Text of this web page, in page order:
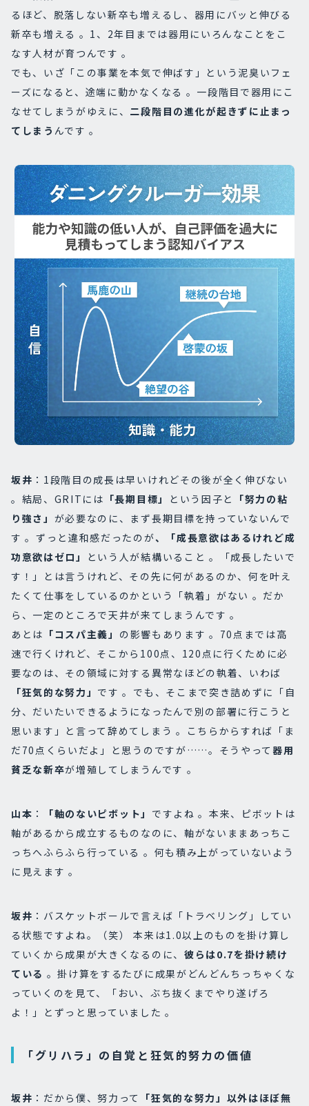
るほど、脱落しない新卒も増えるし、器用にバッと伸びる
新卒も増える 。1、2年目までは器用にいろんなことをこ
なす人材が育つんです 。
でも、いざ「この事業を本気で伸ばす」という泥臭いフェ
ーズになると、途端に動かなくなる 。一段階目で器用にこ
なせてしまうがゆえに、 二段階目の進化が起きずに止まっ
てしまう んです 。
坂井 ：1段階目の成長は早いけれどその後が全く伸びない
。結局、GRITには 「長期目標」 という因子と
「努力の粘
り強さ」 が必要なのに、まず長期目標を持っていないんで
す 。ずっと違和感だったのが、「成長意欲はあるけれど成
功意欲はゼロ」
という人が結構いること 。「成長したいで
す！」とは言うけれど、その先に何があるのか、何を叶え
たくて仕事をしているのかという「執着」がない 。だか
ら、一定のところで天井が来てしまうんです 。
あとは 「コスパ主義」 の影響もあります 。70点までは高
速で行くけれど、そこから100点、120点に行くために必
要なのは、その領域に対する異常なほどの執着、いわば
「狂気的な努力」 です 。でも、そこまで突き詰めずに「自
分、だいたいできるようになったんで別の部署に行こうと
思います」と言って辞めてしまう 。こちらからすれば「ま
だ70点くらいだよ」と思うのですが……。そうやって 器用
貧乏な新卒が増殖してしまうんです 。
山本 ： 「軸のないピボット」 ですよね 。本来、ピボットは
軸があるから成立するものなのに、軸がないままあっちこ
っちへふらふら行っている 。何も積み上がっていないよう
に見えます 。
坂井 ：バスケットボールで言えば「トラベリング」してい
る状態ですよね。（笑） 本来は1.0以上のものを掛け算し
ていくから成果が大きくなるのに、 彼らは0.7を掛け続け
ている 。掛け算をするたびに成果がどんどんちっちゃくな
っていくのを見て、「おい、ぶち抜くまでやり遂げろ
よ！」とずっと思っていました 。
「グリハラ」の自覚と狂気的努力の価値
坂井 ：だから僕、努力って
「狂気的な努力」以外はほぼ無